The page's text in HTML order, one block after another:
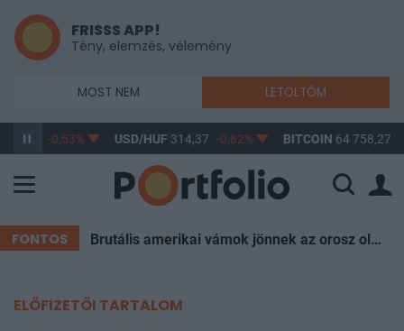
FRISSS APP!
Tény, elemzés, vélemény
MOST NEM LETÖLTÖM
-0,53% USD/HUF314,37 -0,82% BITCOIN64 758,27
FONTOS Brutális amerikai vámok jönnek az orosz olaj miatt, Magyarország is aggódhat
ELŐFIZETŐI TARTALOM